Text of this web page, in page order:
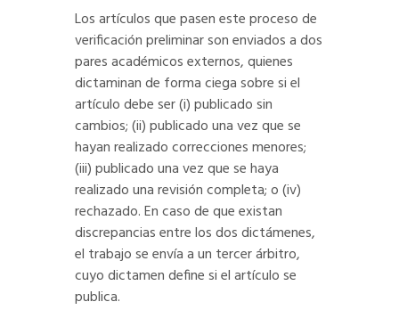
Los artículos que pasen este proceso de
verificación preliminar son enviados a dos
pares académicos externos, quienes
dictaminan de forma ciega sobre si el
artículo debe ser (i) publicado sin
cambios; (ii) publicado una vez que se
hayan realizado correcciones menores;
(iii) publicado una vez que se haya
realizado una revisión completa; o (iv)
rechazado. En caso de que existan
discrepancias entre los dos dictámenes,
el trabajo se envía a un tercer árbitro,
cuyo dictamen define si el artículo se
publica.